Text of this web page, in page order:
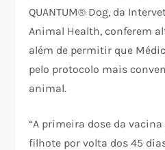
QUANTUM® Dog, da
Animal Health, conferem
além de permitir que
pelo protocolo mais
animal.
“A primeira dose da vacina
filhote por volta dos 45